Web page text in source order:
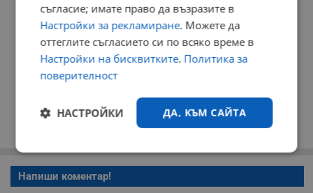
Напиши коментар!
съгласие; имате право да възразите в
Настройки за рекламиране. Можете да
оттеглите съгласието си по всяко време в
Настройки на бисквитките. Политика за
поверителност
ДА, КЪМ САЙТА
НАСТРОЙКИ
Строго
необходимо
Ефективност